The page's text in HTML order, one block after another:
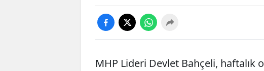
MHP Lideri Devlet Bahçeli, haftalık